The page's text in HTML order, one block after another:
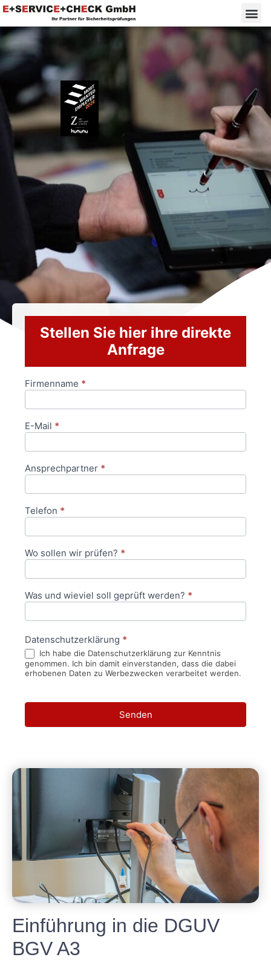
Stellen Sie hier ihre direkte
Anfrage
Anfrageformular
Firmenname *
E-Mail *
Ansprechpartner *
Telefon *
Wo sollen wir prüfen? *
Was und wieviel soll geprüft werden? *
Datenschutzerklärung *
Ich habe die Datenschutzerklärung zur Kenntnis
genommen. Ich bin damit einverstanden, dass die dabei
erhobenen Daten zu Werbezwecken verarbeitet werden.
Senden
Einführung in die DGUV
BGV A3